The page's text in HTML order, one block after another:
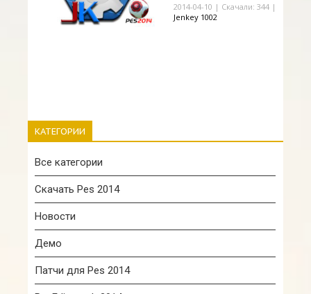
2014-04-10 | Скачали: 344 |
Jenkey 1002
КАТЕГОРИИ
Все категории
Скачать Pes 2014
Новости
Демо
Патчи для Pes 2014